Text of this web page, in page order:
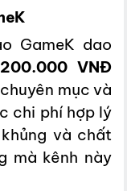
GameK dao
VNĐ
mục và
chi phí hợp lý
và chất
mà kênh này